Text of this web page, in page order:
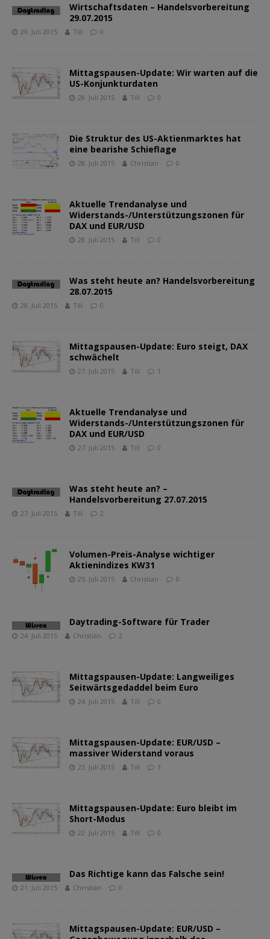
Wirtschaftsdaten – Handelsvorbereitung
29.07.2015
29. Juli 2015 Till 0
Mittagspausen-Update: Wir warten auf die
US-Konjunkturdaten
28. Juli 2015 Till 0
Die Struktur des US-Aktienmarktes hat
eine bearishe Schieflage
28. Juli 2015 Christian 0
Aktuelle Trendanalyse und
Widerstands-/Unterstützungszonen für
DAX und EUR/USD
28. Juli 2015 Till 0
Was steht heute an? Handelsvorbereitung
28.07.2015
28. Juli 2015 Till 0
Mittagspausen-Update: Euro steigt, DAX
schwächelt
27. Juli 2015 Till 1
Aktuelle Trendanalyse und
Widerstands-/Unterstützungszonen für
DAX und EUR/USD
27. Juli 2015 Till 0
Was steht heute an? –
Handelsvorbereitung 27.07.2015
27. Juli 2015 Till 2
Volumen-Preis-Analyse wichtiger
Aktienindizes KW31
25. Juli 2015 Christian 0
Daytrading-Software für Trader
24. Juli 2015 Christian 2
Mittagspausen-Update: Langweiliges
Seitwärtsgedaddel beim Euro
24. Juli 2015 Till 0
Mittagspausen-Update: EUR/USD –
massiver Widerstand voraus
23. Juli 2015 Till 3
Mittagspausen-Update: Euro bleibt im
Short-Modus
22. Juli 2015 Till 0
Das Richtige kann das Falsche sein!
21. Juli 2015 Christian 0
Mittagspausen-Update: EUR/USD –